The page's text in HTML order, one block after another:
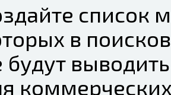
список
в
будут